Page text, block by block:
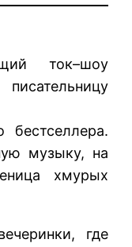
ток–шоу
музыку, на
хмурых
где